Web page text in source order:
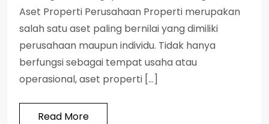
Aset Properti Perusahaan Properti merupakan
salah satu aset paling bernilai yang dimiliki
perusahaan maupun individu. Tidak hanya
berfungsi sebagai tempat usaha atau
operasional, aset properti […]
Read More